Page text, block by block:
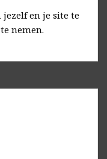
en je site te
nemen.